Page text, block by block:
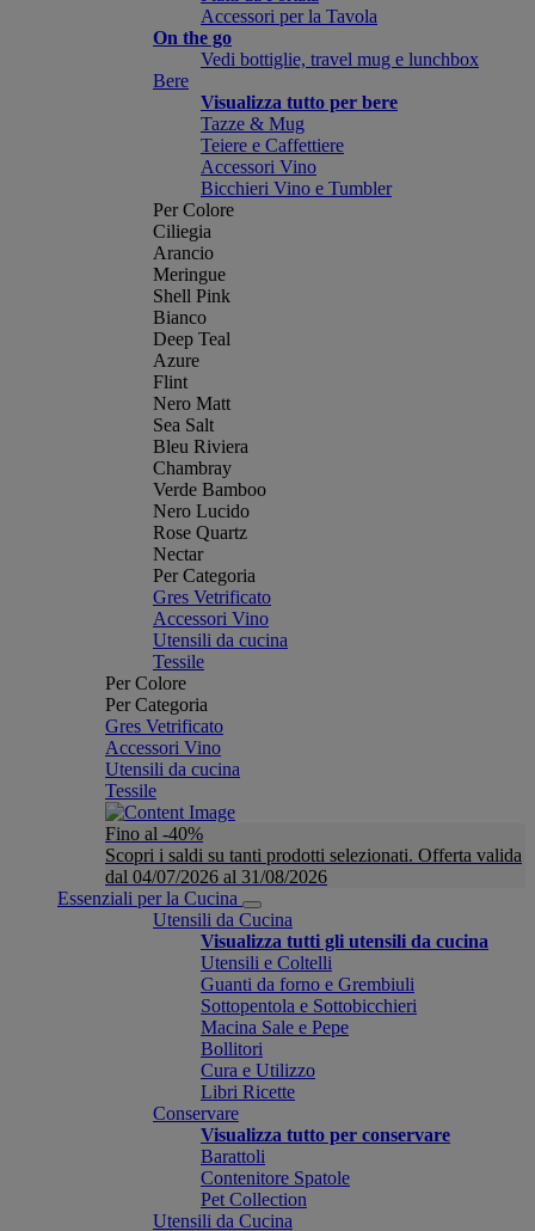
Accessori per la Tavola
On the go
Vedi bottiglie, travel mug e lunchbox
Bere
Visualizza tutto per bere
Tazze & Mug
Teiere e Caffettiere
Accessori Vino
Bicchieri Vino e Tumbler
Per Colore
Ciliegia
Arancio
Meringue
Shell Pink
Bianco
Deep Teal
Azure
Flint
Nero Matt
Sea Salt
Bleu Riviera
Chambray
Verde Bamboo
Nero Lucido
Rose Quartz
Nectar
Per Categoria
Gres Vetrificato
Accessori Vino
Utensili da cucina
Tessile
Per Colore
Per Categoria
Gres Vetrificato
Accessori Vino
Utensili da cucina
Tessile
Fino al -40%
Scopri i saldi su tanti prodotti selezionati. Offerta valida
dal 04/07/2026 al 31/08/2026
Essenziali per la Cucina
Utensili da Cucina
Visualizza tutti gli utensili da cucina
Utensili e Coltelli
Guanti da forno e Grembiuli
Sottopentola e Sottobicchieri
Macina Sale e Pepe
Bollitori
Cura e Utilizzo
Libri Ricette
Conservare
Visualizza tutto per conservare
Barattoli
Contenitore Spatole
Pet Collection
Utensili da Cucina